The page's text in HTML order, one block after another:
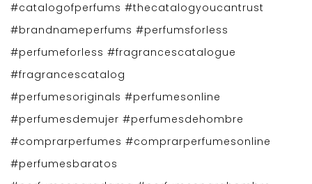
#catalogofperfums #thecatalogyoucantrust
#brandnameperfums #perfumsforless
#perfumeforless #fragrancescatalogue
#fragrancescatalog
#perfumesoriginals #perfumesonline
#perfumesdemujer #perfumesdehombre
#comprarperfumes #comprarperfumesonline
#perfumesbaratos